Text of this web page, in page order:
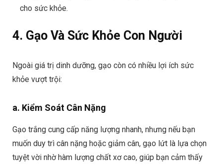
cho sức khỏe.
4. Gạo Và Sức Khỏe Con Người
Ngoài giá trị dinh dưỡng, gạo còn có nhiều lợi ích sức
khỏe vượt trội:
a. Kiểm Soát Cân Nặng
Gạo trắng cung cấp năng lượng nhanh, nhưng nếu bạn
muốn duy trì cân nặng hoặc giảm cân, gạo lứt là lựa chọn
tuyệt vời nhờ hàm lượng chất xơ cao, giúp bạn cảm thấy